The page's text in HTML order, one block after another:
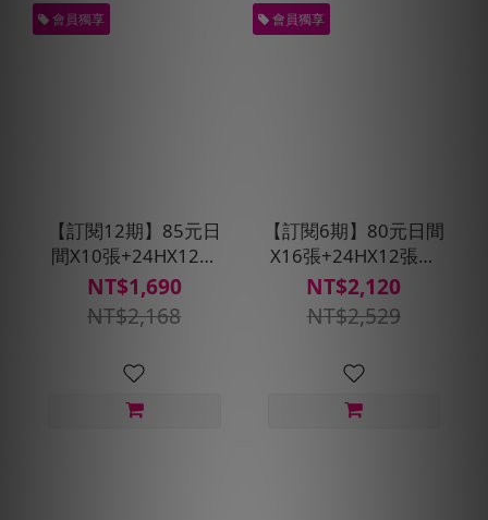
會員獨享
【訂閱12期】85元日
間X10張+24HX12張
搭車金★贈預約派車2
次
NT$1,690
NT$2,168
會員獨享
【訂閱6期】80元日間
X16張+24HX12張優
惠搭車金★贈預約派
車1次
NT$2,120
NT$2,529